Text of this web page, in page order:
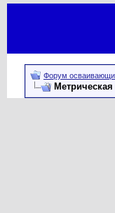
Форум